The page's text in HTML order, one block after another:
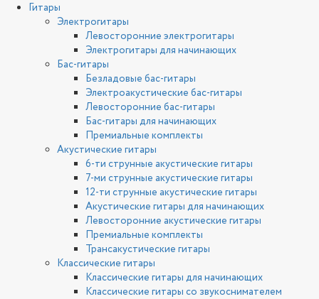
Гитары
Электрогитары
Левосторонние электрогитары
Электрогитары для начинающих
Бас-гитары
Безладовые бас-гитары
Электроакустические бас-гитары
Левосторонние бас-гитары
Бас-гитары для начинающих
Премиальные комплекты
Акустические гитары
6-ти струнные акустические гитары
7-ми струнные акустические гитары
12-ти струнные акустические гитары
Акустические гитары для начинающих
Левосторонние акустические гитары
Премиальные комплекты
Трансакустические гитары
Классические гитары
Классические гитары для начинающих
Классические гитары со звукоснимателем